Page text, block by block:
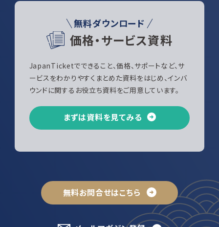
無料ダウンロード
価格・サービス資料
JapanTicketでできること、価格、サポートなど、サ
ービスをわかりやすくまとめた資料をはじめ、インバ
ウンドに関するお役立ち資料をご用意しています。
まずは資料を見てみる
無料お問合せはこちら